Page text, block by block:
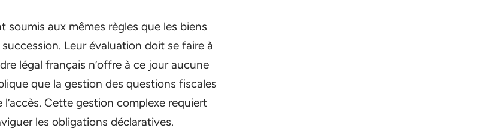
aux mêmes règles que les biens
Leur évaluation doit se faire à
légal français n’offre à ce jour aucune
que la gestion des questions fiscales
Cette gestion complexe requiert
les obligations déclaratives.